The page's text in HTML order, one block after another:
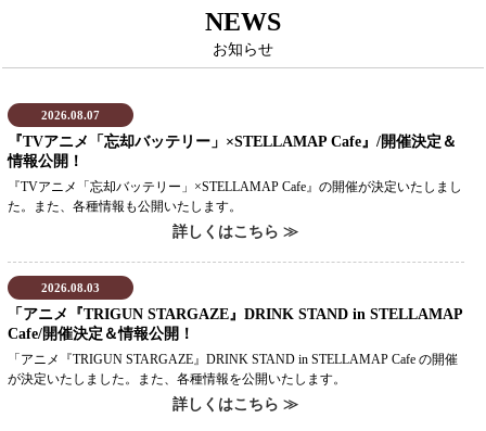
NEWS
お知らせ
2026.08.07
『TVアニメ「忘却バッテリー」×STELLAMAP Cafe』/開催決定＆
情報公開！
『TVアニメ「忘却バッテリー」×STELLAMAP Cafe』の開催が決定いたしまし
た。また、各種情報も公開いたします。
詳しくはこちら ≫
2026.08.03
「アニメ『TRIGUN STARGAZE』DRINK STAND in STELLAMAP
Cafe/開催決定＆情報公開！
「アニメ『TRIGUN STARGAZE』DRINK STAND in STELLAMAP Cafe の開催
が決定いたしました。また、各種情報を公開いたします。
詳しくはこちら ≫